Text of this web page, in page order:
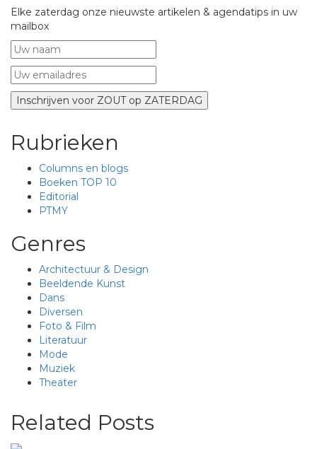
Elke zaterdag onze nieuwste artikelen & agendatips in uw
mailbox
Rubrieken
Columns en blogs
Boeken TOP 10
Editorial
PTMY
Genres
Architectuur & Design
Beeldende Kunst
Dans
Diversen
Foto & Film
Literatuur
Mode
Muziek
Theater
Related Posts